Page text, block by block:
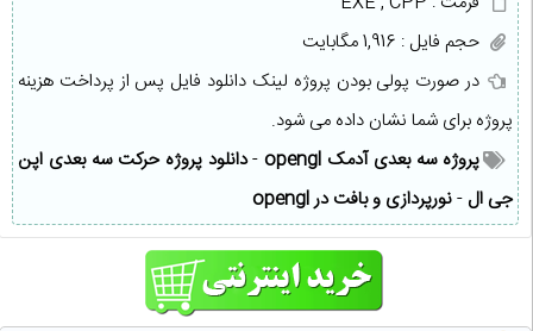
حجم فایل : 1,916 مگابایت
در صورت پولی بودن پروژه لینک دانلود فایل پس از پرداخت هزینه
پروژه برای شما نشان داده می شود.
پروژه سه بعدی آدمک opengl
-دانلود پروژه حرکت سه بعدی اپن
جی ال-نورپردازی و بافت در opengl